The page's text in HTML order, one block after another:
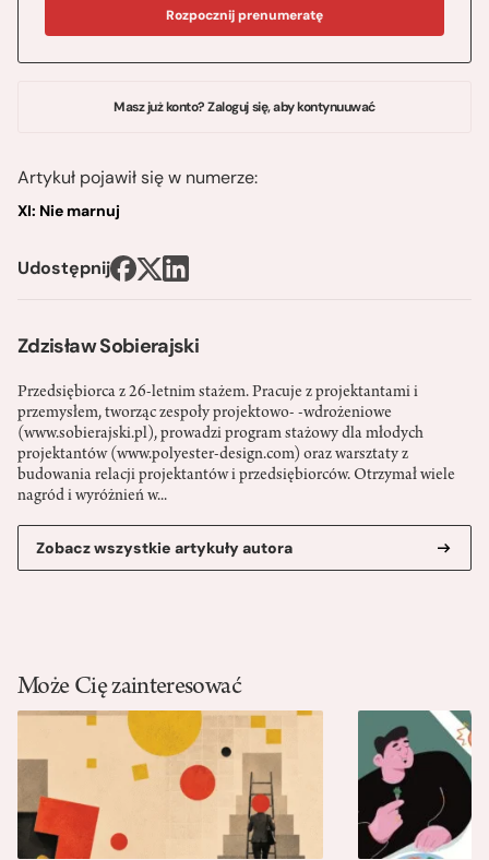
Zdzisław Sobierajski
Przedsiębiorca z 26-letnim stażem. Pracuje z projektantami i
przemysłem, tworząc zespoły projektowo- -wdrożeniowe
(www.sobierajski.pl), prowadzi program stażowy dla młodych
projektantów (www.polyester-design.com) oraz warsztaty z
budowania relacji projektantów i przedsiębiorców. Otrzymał wiele
nagród i wyróżnień w...
Zobacz wszystkie artykuły autora
Rozpocznij prenumeratę
Masz już konto? Zaloguj się, aby kontynuuwać
Artykuł pojawił się w numerze:
XI: Nie marnuj
Udostępnij
Może Cię zainteresować